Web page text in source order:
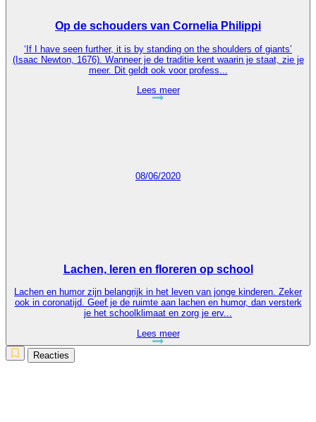
Op de schouders van Cornelia Philippi
‘If I have seen further, it is by standing on the shoulders of giants’
(Isaac Newton, 1676). Wanneer je de traditie kent waarin je staat, zie je
meer. Dit geldt ook voor profess...
Lees meer
08/06/2020
Lachen, leren en floreren op school
Lachen en humor zijn belangrijk in het leven van jonge kinderen. Zeker
ook in coronatijd. Geef je de ruimte aan lachen en humor, dan versterk
je het schoolklimaat en zorg je erv...
Lees meer
Reacties